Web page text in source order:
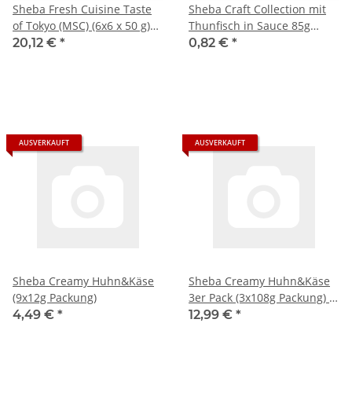
Sheba Fresh Cuisine Taste
of Tokyo (MSC) (6x6 x 50 g)
VPE
20,12 € *
Sheba Craft Collection mit
Thunfisch in Sauce 85g
Packung MHD 11.02.2023
0,82 € *
AUSVERKAUFT
Sheba Creamy Huhn&Käse
(9x12g Packung)
4,49 € *
AUSVERKAUFT
Sheba Creamy Huhn&Käse
3er Pack (3x108g Packung) +
usy Block
12,99 € *